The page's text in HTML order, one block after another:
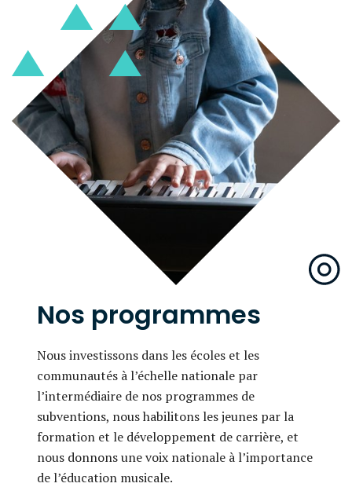
Nos programmes
Nous investissons dans les écoles et les
communautés à l’échelle nationale par
l’intermédiaire de nos programmes de
subventions, nous habilitons les jeunes par la
formation et le développement de carrière, et
nous donnons une voix nationale à l’importance
de l’éducation musicale.